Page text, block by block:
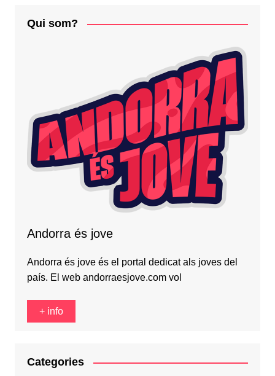
Qui som?
Andorra és jove
Andorra és jove és el portal dedicat als joves del
país. El web andorraesjove.com vol
+ info
Categories